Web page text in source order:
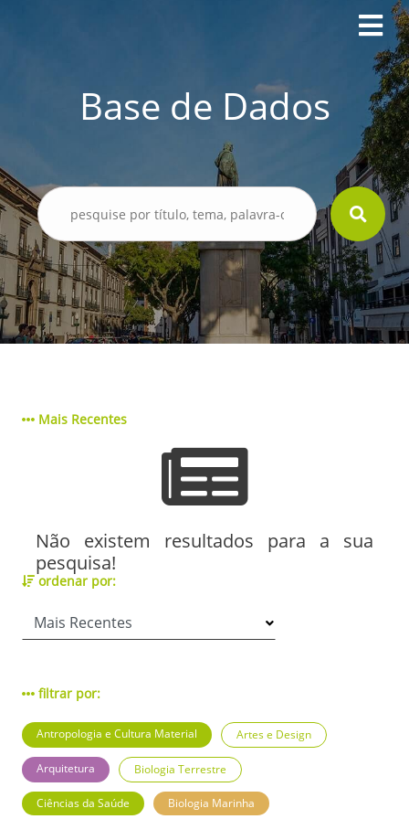
Base de Dados
Mais Recentes
Não existem resultados para a sua
pesquisa!
ordenar por:
filtrar por:
Antropologia e Cultura Material Artes e Design
Arquitetura Biologia Terrestre
Ciências da Saúde Biologia Marinha